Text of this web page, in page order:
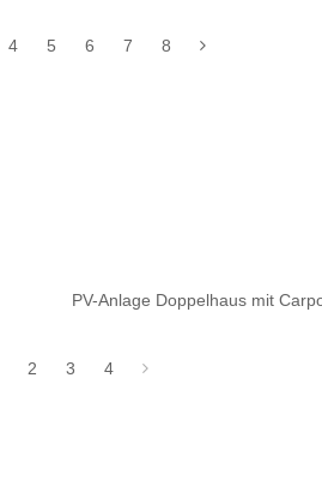
4 5 6 7 8
PV-Anlage Doppelhaus mit
2 3 4